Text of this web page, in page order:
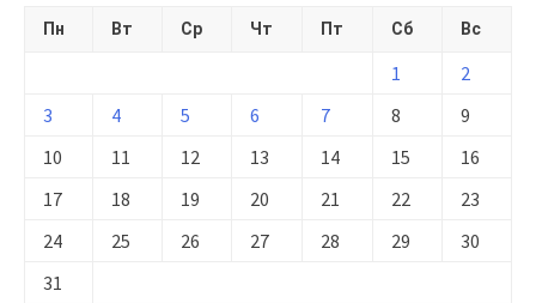
Пн Вт Ср Чт Пт Сб Вс
1
2
3
4 5 6 7 8
9
10
11 12 13 14 15
16
17
18 19 20 21 22
23
24
25 26 27 28 29
30
31